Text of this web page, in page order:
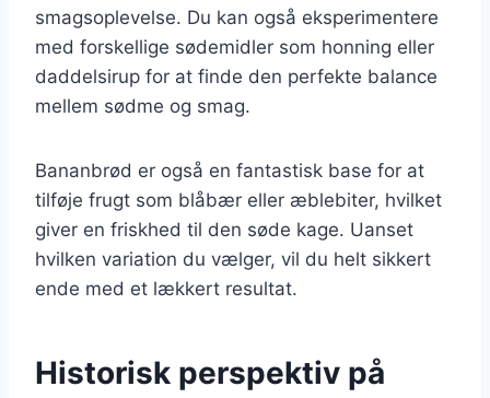
smagsoplevelse. Du kan også eksperimentere
med forskellige sødemidler som honning eller
daddelsirup for at finde den perfekte balance
mellem sødme og smag.
Bananbrød er også en fantastisk base for at
tilføje frugt som blåbær eller æblebiter, hvilket
giver en friskhed til den søde kage. Uanset
hvilken variation du vælger, vil du helt sikkert
ende med et lækkert resultat.
Historisk perspektiv på